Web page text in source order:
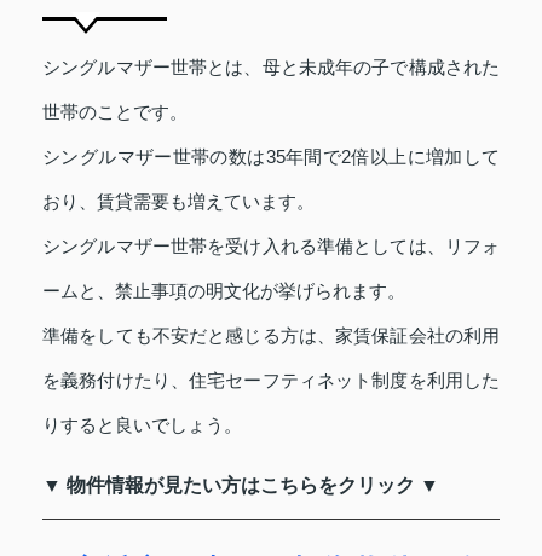
シングルマザー世帯とは、母と未成年の子で構成された
世帯のことです。
シングルマザー世帯の数は35年間で2倍以上に増加して
おり、賃貸需要も増えています。
シングルマザー世帯を受け入れる準備としては、リフォ
ームと、禁止事項の明文化が挙げられます。
準備をしても不安だと感じる方は、家賃保証会社の利用
を義務付けたり、住宅セーフティネット制度を利用した
りすると良いでしょう。
▼ 物件情報が見たい方はこちらをクリック ▼